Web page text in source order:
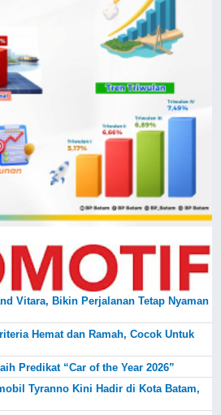
Vitara, Bikin Perjalanan Tetap Nyaman
Hemat dan Ramah, Cocok Untuk
Predikat “Car of the Year 2026”
Tyranno Kini Hadir di Kota Batam,